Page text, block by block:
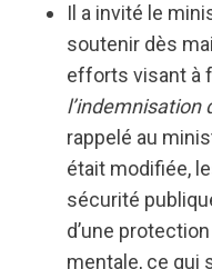
Il a invité le
soutenir dès
efforts visant à
l’indemnisation
rappelé au
était modifiée,
sécurité
d’une
mentale, ce qui